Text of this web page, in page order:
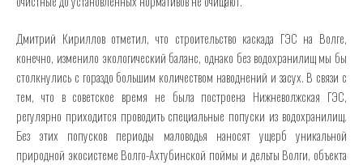
Дмитрий Кириллов отметил, что строительство каскада ГЭС на Волге,
конечно, изменило экологический баланс, однако без водохранилищ мы бы
столкнулись с гораздо большим количеством наводнений и засух. В связи с
тем, что в советское время не была построена Нижневолжская ГЭС,
регулярно приходится проводить специальные попуски из водохранилищ.
Без этих попусков периоды маловодья наносят ущерб уникальной
природной экосистеме Волго-Ахтубинской поймы и дельты Волги, объекта